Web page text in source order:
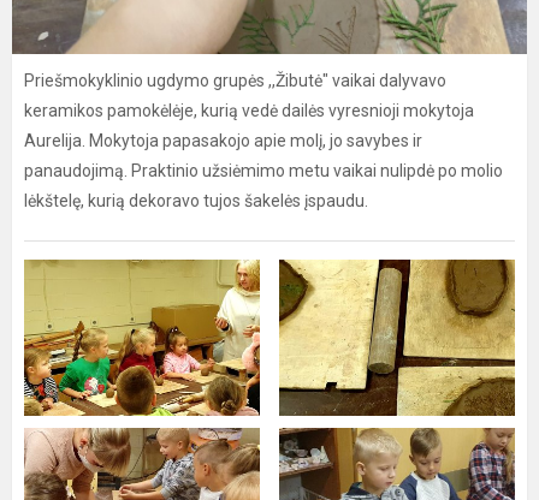
Priešmokyklinio ugdymo grupės ,,Žibutė" vaikai dalyvavo
keramikos pamokėlėje, kurią vedė dailės vyresnioji mokytoja
Aurelija. Mokytoja papasakojo apie molį, jo savybes ir
panaudojimą. Praktinio užsiėmimo metu vaikai nulipdė po molio
lėkštelę, kurią dekoravo tujos šakelės įspaudu.